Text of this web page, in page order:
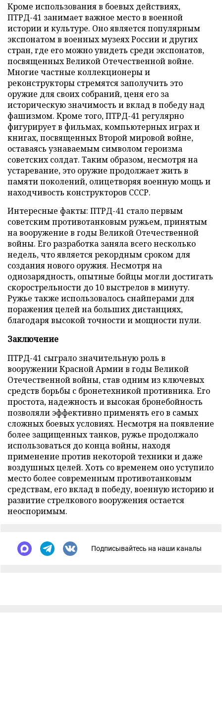
Кроме использования в боевых действиях,
ПТРД-41 занимает важное место в военной
истории и культуре. Оно является популярным
экспонатом в военных музеях России и других
стран, где его можно увидеть среди экспонатов,
посвященных Великой Отечественной войне.
Многие частные коллекционеры и
реконструкторы стремятся заполучить это
оружие для своих собраний, ценя его за
историческую значимость и вклад в победу над
фашизмом. Кроме того, ПТРД-41 регулярно
фигурирует в фильмах, компьютерных играх и
книгах, посвященных Второй мировой войне,
оставаясь узнаваемым символом героизма
советских солдат. Таким образом, несмотря на
устаревание, это оружие продолжает жить в
памяти поколений, олицетворяя военную мощь и
находчивость конструкторов СССР.
Интересные факты: ПТРД-41 стало первым
советским противотанковым ружьем, принятым
на вооружение в годы Великой Отечественной
войны. Его разработка заняла всего несколько
недель, что является рекордным сроком для
создания нового оружия. Несмотря на
однозарядность, опытные бойцы могли достигать
скорострельности до 10 выстрелов в минуту.
Ружье также использовалось снайперами для
поражения целей на больших дистанциях,
благодаря высокой точности и мощности пули.
Заключение
ПТРД-41 сыграло значительную роль в
вооружении Красной Армии в годы Великой
Отечественной войны, став одним из ключевых
средств борьбы с бронетехникой противника. Его
простота, надежность и высокая бронебойность
позволяли эффективно применять его в самых
сложных боевых условиях. Несмотря на появление
более защищенных танков, ружье продолжало
использоваться до конца войны, находя
применение против некоторой техники и даже
воздушных целей. Хоть со временем оно уступило
место более современным противотанковым
средствам, его вклад в победу, военную историю и
развитие стрелкового вооружения остается
неоспоримым.
Подписывайтесь на наши каналы